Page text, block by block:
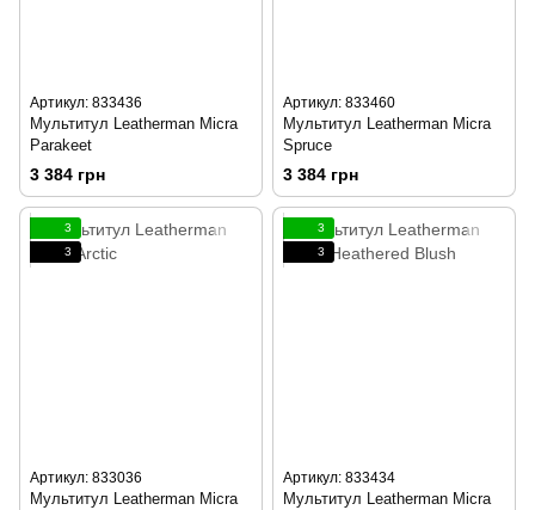
Артикул: 833436
Мультитул Leatherman Micra
Parakeet
3 384 грн
Артикул: 833460
Мультитул Leatherman Micra
Spruce
3 384 грн
3
3
Артикул: 833036
Мультитул Leatherman Micra
3
3
Артикул: 833434
Мультитул Leatherman Micra